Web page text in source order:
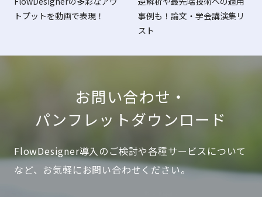
トプットを動画で表現！
事例も！論文・学会講演集リ
スト
お問い合わせ・
パンフレットダウンロード
FlowDesigner導入のご検討や各種サービスについて
など、お気軽にお問い合わせください。